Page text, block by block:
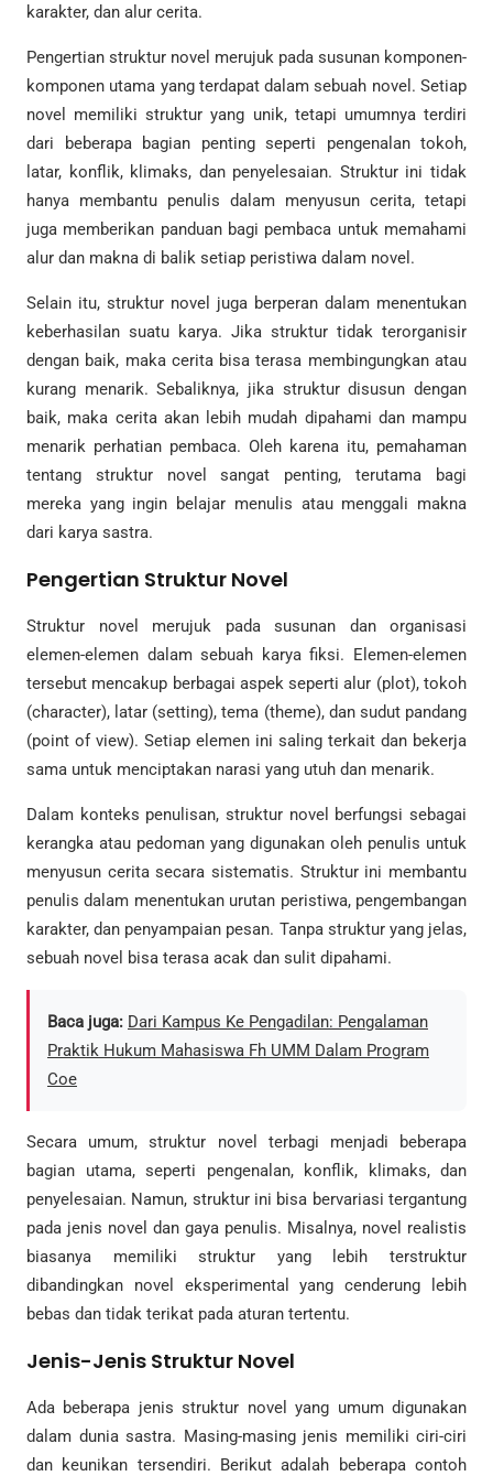
karakter, dan alur cerita.
Pengertian struktur novel merujuk pada susunan komponen-
komponen utama yang terdapat dalam sebuah novel. Setiap
novel memiliki struktur yang unik, tetapi umumnya terdiri
dari beberapa bagian penting seperti pengenalan tokoh,
latar, konflik, klimaks, dan penyelesaian. Struktur ini tidak
hanya membantu penulis dalam menyusun cerita, tetapi
juga memberikan panduan bagi pembaca untuk memahami
alur dan makna di balik setiap peristiwa dalam novel.
Selain itu, struktur novel juga berperan dalam menentukan
keberhasilan suatu karya. Jika struktur tidak terorganisir
dengan baik, maka cerita bisa terasa membingungkan atau
kurang menarik. Sebaliknya, jika struktur disusun dengan
baik, maka cerita akan lebih mudah dipahami dan mampu
menarik perhatian pembaca. Oleh karena itu, pemahaman
tentang struktur novel sangat penting, terutama bagi
mereka yang ingin belajar menulis atau menggali makna
dari karya sastra.
Pengertian Struktur Novel
Struktur novel merujuk pada susunan dan organisasi
elemen-elemen dalam sebuah karya fiksi. Elemen-elemen
tersebut mencakup berbagai aspek seperti alur (plot), tokoh
(character), latar (setting), tema (theme), dan sudut pandang
(point of view). Setiap elemen ini saling terkait dan bekerja
sama untuk menciptakan narasi yang utuh dan menarik.
Dalam konteks penulisan, struktur novel berfungsi sebagai
kerangka atau pedoman yang digunakan oleh penulis untuk
menyusun cerita secara sistematis. Struktur ini membantu
penulis dalam menentukan urutan peristiwa, pengembangan
karakter, dan penyampaian pesan. Tanpa struktur yang jelas,
sebuah novel bisa terasa acak dan sulit dipahami.
Baca juga: Dari Kampus Ke Pengadilan: Pengalaman
Praktik Hukum Mahasiswa Fh UMM Dalam Program
Coe
Secara umum, struktur novel terbagi menjadi beberapa
bagian utama, seperti pengenalan, konflik, klimaks, dan
penyelesaian. Namun, struktur ini bisa bervariasi tergantung
pada jenis novel dan gaya penulis. Misalnya, novel realistis
biasanya memiliki struktur yang lebih terstruktur
dibandingkan novel eksperimental yang cenderung lebih
bebas dan tidak terikat pada aturan tertentu.
Jenis-Jenis Struktur Novel
Ada beberapa jenis struktur novel yang umum digunakan
dalam dunia sastra. Masing-masing jenis memiliki ciri-ciri
dan keunikan tersendiri. Berikut adalah beberapa contoh